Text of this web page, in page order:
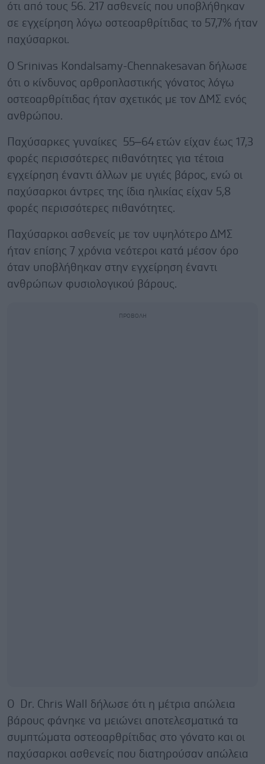
ότι από τους 56. 217 ασθενείς που υποβλήθηκαν
σε εγχείρηση λόγω οστεοαρθρίτιδας το 57,7% ήταν
παχύσαρκοι.
Ο Srinivas Kondalsamy-Chennakesavan δήλωσε
ότι ο κίνδυνος αρθροπλαστικής γόνατος λόγω
οστεοαρθρίτιδας ήταν σχετικός με τον ΔΜΣ ενός
ανθρώπου.
Παχύσαρκες γυναίκες 55–64 ετών είχαν έως 17,3
φορές περισσότερες πιθανότητες για τέτοια
εγχείρηση έναντι άλλων με υγιές βάρος, ενώ οι
παχύσαρκοι άντρες της ίδια ηλικίας είχαν 5,8
φορές περισσότερες πιθανότητες.
Παχύσαρκοι ασθενείς με τον υψηλότερο ΔΜΣ
ήταν επίσης 7 χρόνια νεότεροι κατά μέσον όρο
όταν υποβλήθηκαν στην εγχείρηση έναντι
ανθρώπων φυσιολογικού βάρους.
Ο Dr. Chris Wall δήλωσε ότι η μέτρια απώλεια
βάρους φάνηκε να μειώνει αποτελεσματικά τα
συμπτώματα οστεοαρθρίτιδας στο γόνατο και οι
παχύσαρκοι ασθενείς που διατηρούσαν απώλεια